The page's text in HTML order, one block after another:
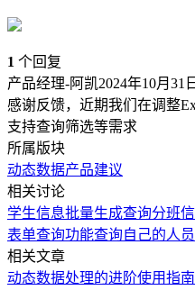
1 个回复
产品经理-阿凯2024年10月31日
感谢反馈，近期我们在调整
支持查询筛选等需求
所属版块
动态数据产品建议
相关讨论
学生信息批量生成查询分班
表单查询功能查询自己的人
相关文章
动态数据处理的进阶使用指南